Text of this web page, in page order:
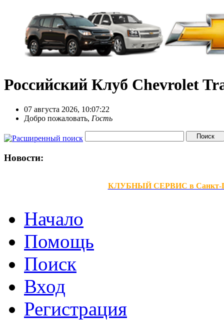
Российский Клуб Chevrolet
07 августа 2026, 10:07:22
Добро пожаловать, Гость
Новости:
КЛУБНЫЙ СЕРВИС в Санкт-
Начало
Помощь
Поиск
Вход
Регистрация